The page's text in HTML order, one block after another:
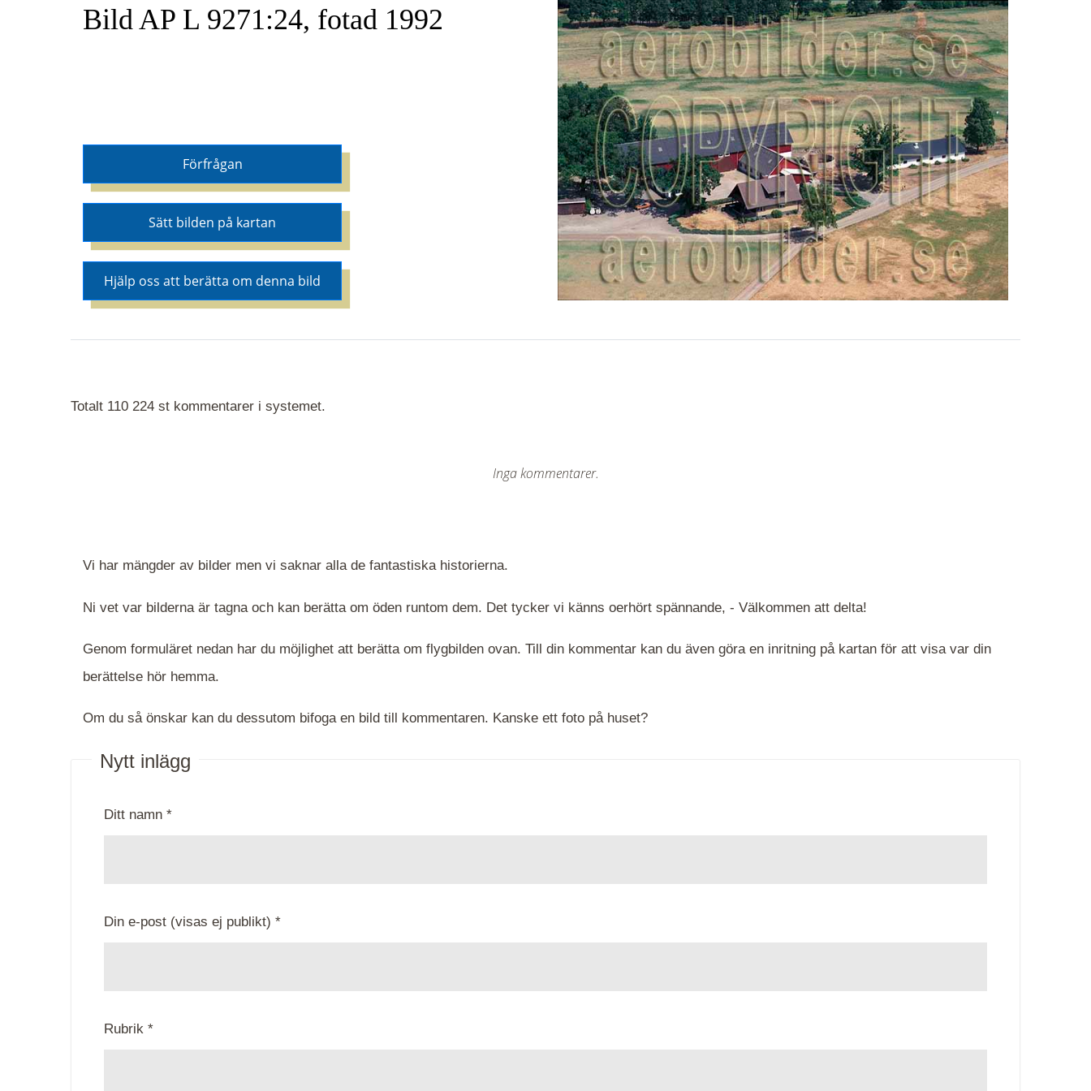
Bild AP L 9271:24, fotad 1992
Förfrågan
Sätt bilden på kartan
Hjälp oss att berätta om denna bild
Totalt 110 224 st kommentarer i systemet.
Inga kommentarer.
Vi har mängder av bilder men vi saknar alla de fantastiska historierna.
Ni vet var bilderna är tagna och kan berätta om öden runtom dem. Det tycker vi känns oerhört spännande, - Välkommen att delta!
Genom formuläret nedan har du möjlighet att berätta om flygbilden ovan. Till din kommentar kan du även göra en inritning på kartan för att visa var din
berättelse hör hemma.
Om du så önskar kan du dessutom bifoga en bild till kommentaren. Kanske ett foto på huset?
Nytt inlägg
Ditt namn *
Din e-post (visas ej publikt) *
Rubrik *